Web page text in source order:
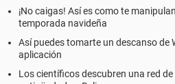
¡No caigas! Así es como te
temporada navideña
Así puedes tomarte un descanso de
aplicación
Los científicos descubren una red